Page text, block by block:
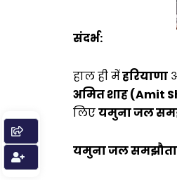
संदर्भ:
हाल ही मेंहरियाणा
अमित शाह (Amit
लिएयमुना जल
यमुना जल समझौता